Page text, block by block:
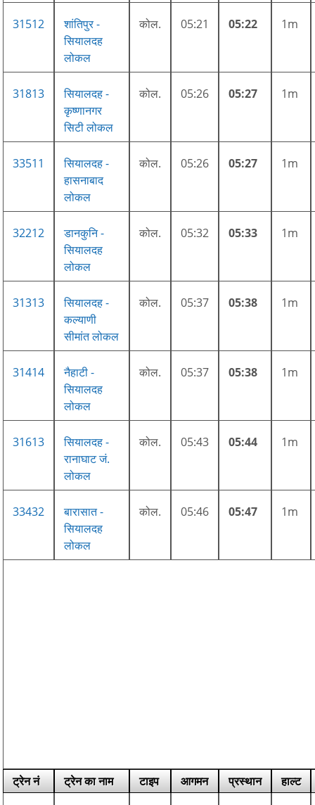
31512
शांतिपुर -
सियालदह
लोकल
कोल. 05:21 05:22 1m
31813
सियालदह -
कृष्णानगर
सिटी लोकल
कोल. 05:26 05:27 1m
33511
सियालदह -
हासनाबाद
लोकल
कोल. 05:26 05:27 1m
32212
डानकुनि -
सियालदह
लोकल
कोल. 05:32 05:33 1m
31313
सियालदह -
कल्याणी
सीमांत लोकल
कोल. 05:37 05:38 1m
31414
नैहाटी -
सियालदह
लोकल
कोल. 05:37 05:38 1m
31613
सियालदह -
रानाघाट जं.
लोकल
कोल. 05:43 05:44 1m
33432
बारासात -
सियालदह
लोकल
कोल. 05:46 05:47 1m
ट्रेन नं ट्रेन का नाम टाइप आगमन प्रस्थान हाल्ट